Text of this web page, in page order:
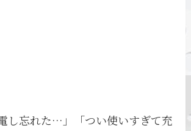
し忘れた…」「つい使いすぎて充